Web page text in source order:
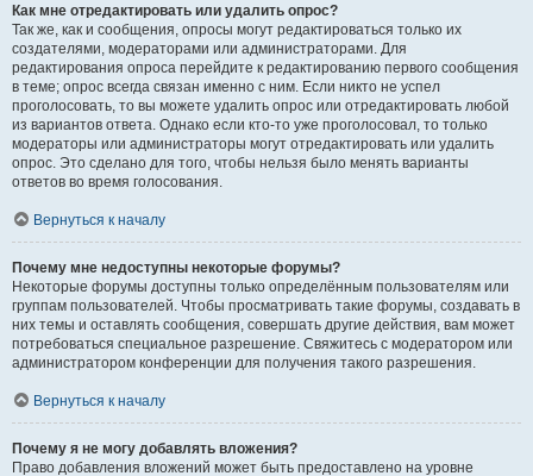
Как мне отредактировать или удалить опрос?
Так же, как и сообщения, опросы могут редактироваться только их
создателями, модераторами или администраторами. Для
редактирования опроса перейдите к редактированию первого сообщения
в теме; опрос всегда связан именно с ним. Если никто не успел
проголосовать, то вы можете удалить опрос или отредактировать любой
из вариантов ответа. Однако если кто-то уже проголосовал, то только
модераторы или администраторы могут отредактировать или удалить
опрос. Это сделано для того, чтобы нельзя было менять варианты
ответов во время голосования.
Вернуться к началу
Почему мне недоступны некоторые форумы?
Некоторые форумы доступны только определённым пользователям или
группам пользователей. Чтобы просматривать такие форумы, создавать в
них темы и оставлять сообщения, совершать другие действия, вам может
потребоваться специальное разрешение. Свяжитесь с модератором или
администратором конференции для получения такого разрешения.
Вернуться к началу
Почему я не могу добавлять вложения?
Право добавления вложений может быть предоставлено на уровне